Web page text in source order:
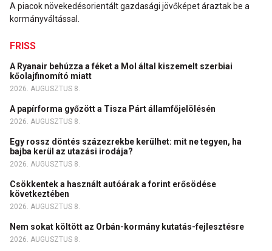
A piacok növekedésorientált gazdasági jövőképet áraztak be a
kormányváltással.
FRISS
A Ryanair behúzza a féket a Mol által kiszemelt szerbiai
kőolajfinomító miatt
2026. AUGUSZTUS 8.
A papírforma győzött a Tisza Párt államfőjelölésén
2026. AUGUSZTUS 8.
Egy rossz döntés százezrekbe kerülhet: mit ne tegyen, ha
bajba kerül az utazási irodája?
2026. AUGUSZTUS 8.
Csökkentek a használt autóárak a forint erősödése
következtében
2026. AUGUSZTUS 8.
Nem sokat költött az Orbán-kormány kutatás-fejlesztésre
2026. AUGUSZTUS 8.